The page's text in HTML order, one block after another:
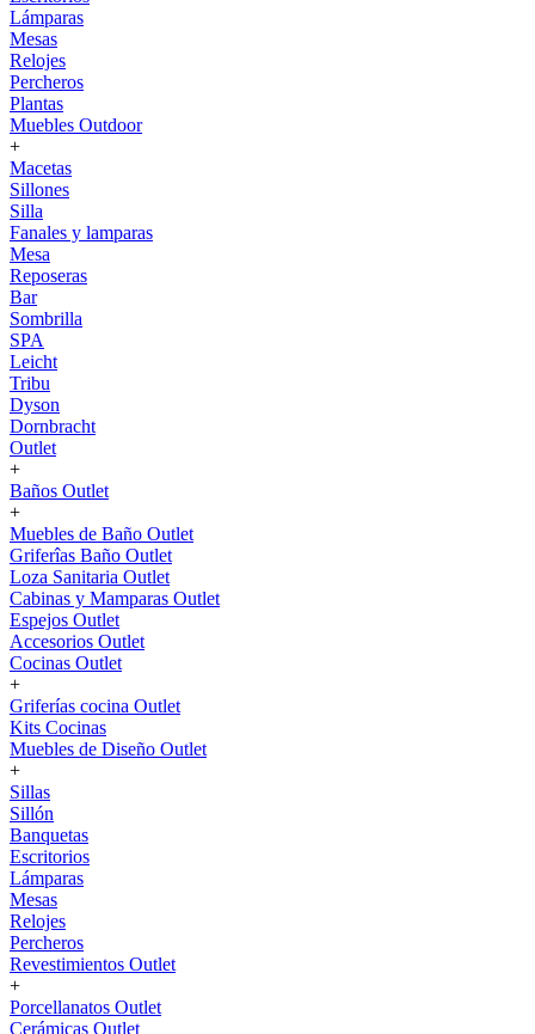
Lámparas
Mesas
Relojes
Percheros
Plantas
Muebles Outdoor
+
Macetas
Sillones
Silla
Fanales y lamparas
Mesa
Reposeras
Bar
Sombrilla
SPA
Leicht
Tribu
Dyson
Dornbracht
Outlet
+
Baños Outlet
+
Muebles de Baño Outlet
Griferîas Baño Outlet
Loza Sanitaria Outlet
Cabinas y Mamparas Outlet
Espejos Outlet
Accesorios Outlet
Cocinas Outlet
+
Griferías cocina Outlet
Kits Cocinas
Muebles de Diseño Outlet
+
Sillas
Sillón
Banquetas
Escritorios
Lámparas
Mesas
Relojes
Percheros
Revestimientos Outlet
+
Porcellanatos Outlet
Cerámicas Outlet